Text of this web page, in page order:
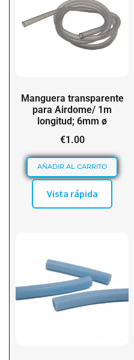
Manguera transparente
para Airdome/ 1m
longitud; 6mm ø
€1.00
AÑADIR AL CARRITO
Vista rápida